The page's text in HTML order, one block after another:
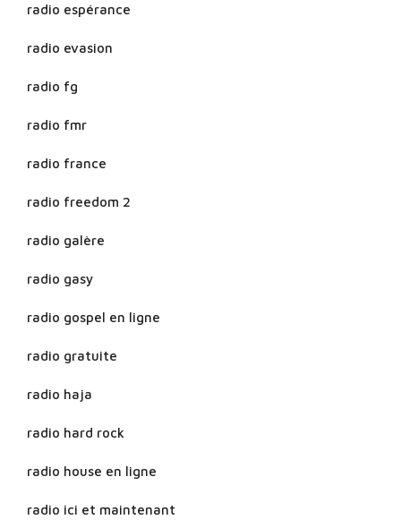
radio espérance
radio evasion
radio fg
radio fmr
radio france
radio freedom 2
radio galère
radio gasy
radio gospel en ligne
radio gratuite
radio haja
radio hard rock
radio house en ligne
radio ici et maintenant